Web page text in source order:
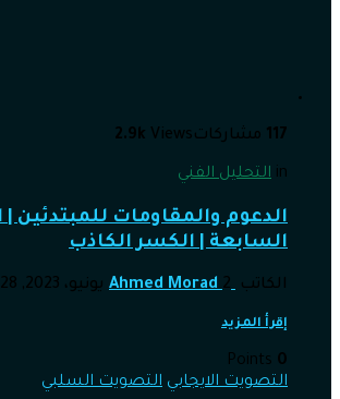
117 مشاركات 2.9k Views
in التحليل الفني
الدعوم والمقاومات للمبتدئين |
السابعة | الكسر الكاذب
الكاتب Ahmed Morad 2 يونيو، 2023, 2:28 م
إقرأ المزيد
0
التصويت الايجابي التصويت السلبي